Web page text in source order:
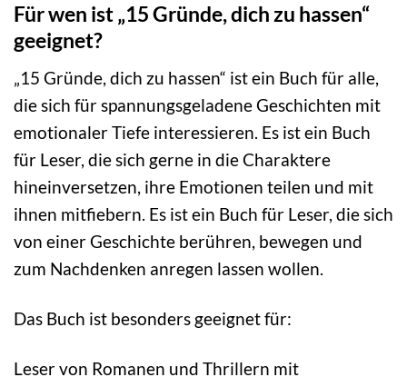
Für wen ist „15 Gründe, dich zu hassen“
geeignet?
„15 Gründe, dich zu hassen“ ist ein Buch für alle,
die sich für spannungsgeladene Geschichten mit
emotionaler Tiefe interessieren. Es ist ein Buch
für Leser, die sich gerne in die Charaktere
hineinversetzen, ihre Emotionen teilen und mit
ihnen mitfiebern. Es ist ein Buch für Leser, die sich
von einer Geschichte berühren, bewegen und
zum Nachdenken anregen lassen wollen.
Das Buch ist besonders geeignet für:
Leser von Romanen und Thrillern mit